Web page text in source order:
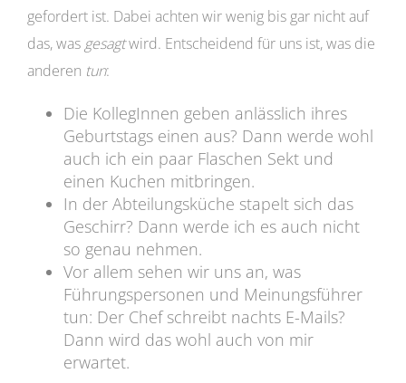
gefordert ist. Dabei achten wir wenig bis gar nicht auf
das, was gesagtwird. Entscheidend für uns ist, was die
anderen tun:
Die KollegInnen geben anlässlich ihres
Geburtstags einen aus? Dann werde wohl
auch ich ein paar Flaschen Sekt und
einen Kuchen mitbringen.
In der Abteilungsküche stapelt sich das
Geschirr? Dann werde ich es auch nicht
so genau nehmen.
Vor allem sehen wir uns an, was
Führungspersonen und Meinungsführer
tun: Der Chef schreibt nachts E-Mails?
Dann wird das wohl auch von mir
erwartet.